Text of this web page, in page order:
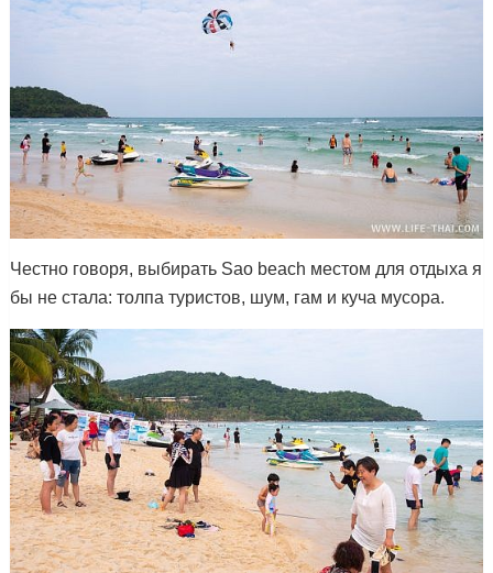
Честно говоря, выбирать Sao beach местом для отдыха я
бы не стала: толпа туристов, шум, гам и куча мусора.